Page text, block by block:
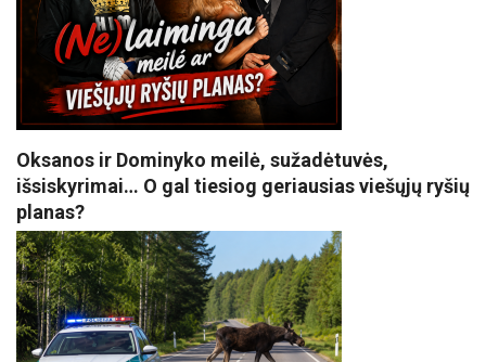
Oksanos ir Dominyko meilė, sužadėtuvės,
išsiskyrimai… O gal tiesiog geriausias viešųjų ryšių
planas?